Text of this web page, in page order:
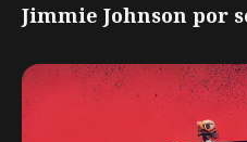
Jimmie Johnson por